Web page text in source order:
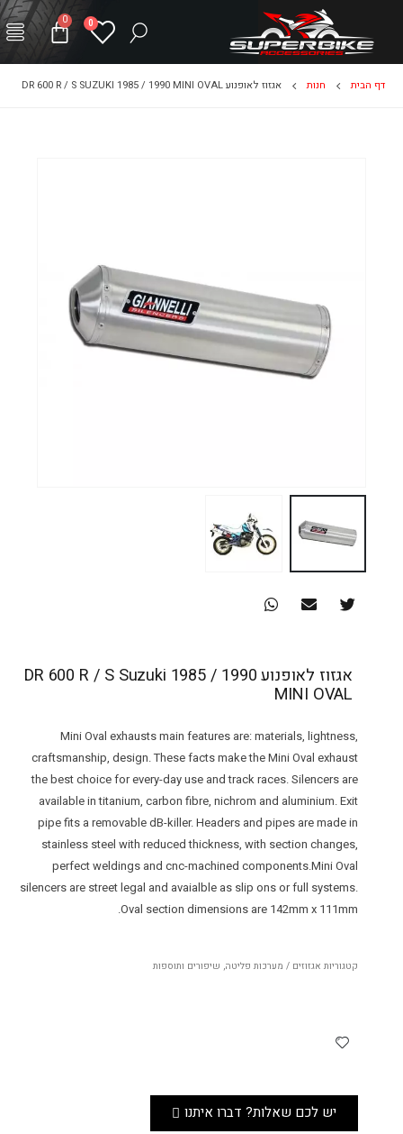
0
0
דף הבית חנות אגזוז לאופנוע DR 600 R / S SUZUKI 1985 / 1990 MINI OVAL
אגזוז לאופנוע DR 600 R / S Suzuki 1985 / 1990
MINI OVAL
Mini Oval exhausts main features are: materials, lightness,
craftsmanship, design. These facts make the Mini Oval exhaust
the best choice for every-day use and track races. Silencers are
available in titanium, carbon fibre, nichrom and aluminium. Exit
pipe fits a removable dB-killer. Headers and pipes are made in
stainless steel with reduced thickness, with section changes,
perfect weldings and cnc-machined components.Mini Oval
silencers are street legal and avaialble as slip ons or full systems.
Oval section dimensions are 142mm x 111mm.
קטגוריות אגזוזים / מערכות פליטה, שיפורים ותוספות
יש לכם שאלות? דברו איתנו